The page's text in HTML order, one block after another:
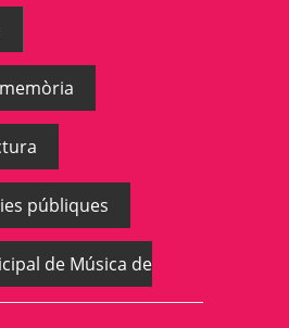
públiques
de Música de